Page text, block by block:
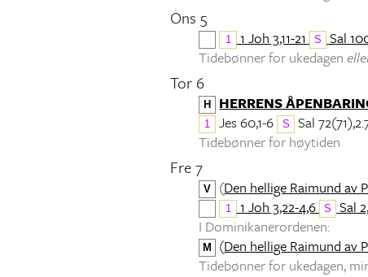
Ons 5
1 1 Joh 3,11-21 S Sal
Tidebønner for ukedagen
Tor 6
H HERRENS
1 Jes 60,1-6 S Sal
Tidebønner for høytiden
Fre 7
V (Den hellige Raimund av
1 1 Joh 3,22-4,6 S Sal
I Dominikanerordenen:
M (Den hellige Raimund av
Tidebønner for ukedagen,